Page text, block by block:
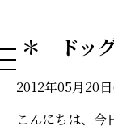
NAHA DOG
＊ ドッ
2012年05月20
こんにちは、今